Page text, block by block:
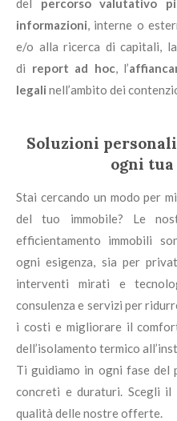
informazioni , interne o
e/o alla ricerca di capitali,
di report ad hoc , l’
legali nell’ambito dei
Soluzioni
ogni tua
Stai cercando un modo per
del tuo immobile? Le
efficientamento immobili
ogni esigenza, sia per
interventi mirati e
consulenza e servizi per
i costi e migliorare il
dell’isolamento termico
Ti guidiamo in ogni fase
concreti e duraturi. Scegli il
qualità delle nostre offerte.